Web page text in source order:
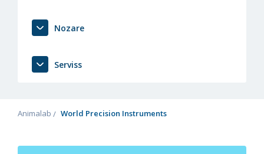
Nozare
Serviss
Animalab World Precision Instruments